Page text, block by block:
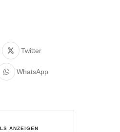
Twitter
WhatsApp
ANZEIGEN